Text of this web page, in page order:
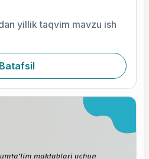
yillik taqvim mavzu ish
Batafsil